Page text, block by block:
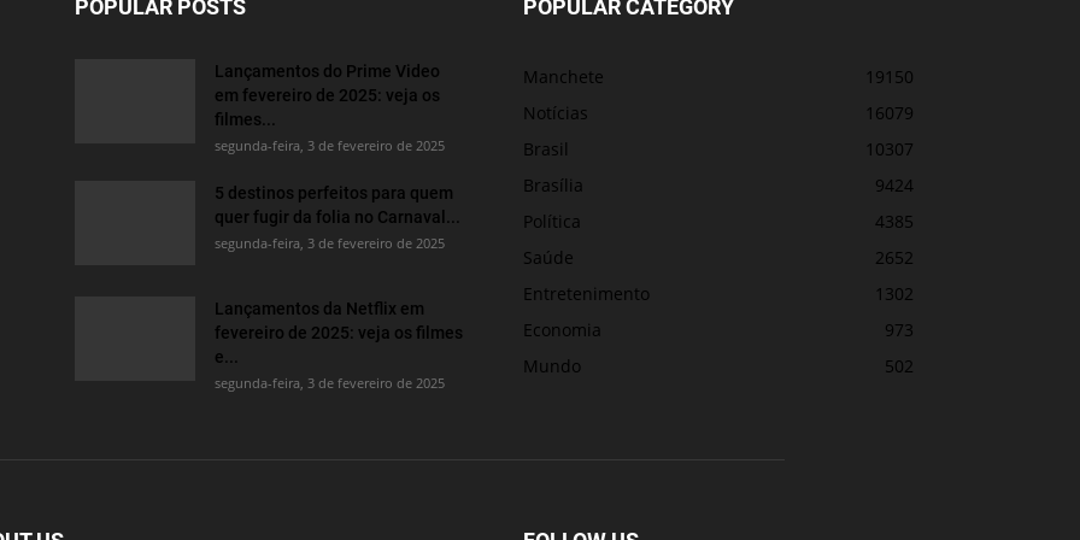
POPULAR POSTS
Lançamentos do Prime Video
em fevereiro de 2025: veja os
filmes...
segunda-feira, 3 de fevereiro de 2025
5 destinos perfeitos para quem
quer fugir da folia no Carnaval...
segunda-feira, 3 de fevereiro de 2025
Lançamentos da Netflix em
fevereiro de 2025: veja os filmes
e...
segunda-feira, 3 de fevereiro de 2025
POPULAR CATEGORY
Manchete
19150
Notícias
16079
Brasil
10307
Brasília
9424
Política
4385
Saúde
2652
Entretenimento
1302
Economia
973
Mundo
502